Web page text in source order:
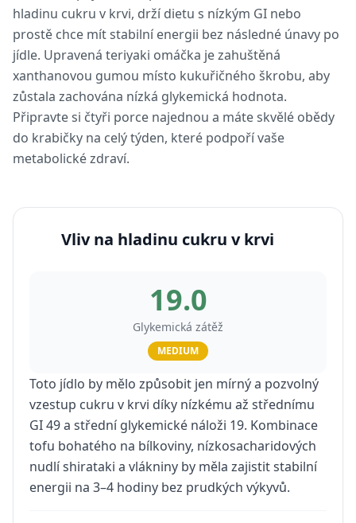
hladinu cukru v krvi, drží dietu s nízkým GI nebo
prostě chce mít stabilní energii bez následné únavy po
jídle. Upravená teriyaki omáčka je zahuštěná
xanthanovou gumou místo kukuřičného škrobu, aby
zůstala zachována nízká glykemická hodnota.
Připravte si čtyři porce najednou a máte skvělé obědy
do krabičky na celý týden, které podpoří vaše
metabolické zdraví.
Vliv na hladinu cukru v krvi
19.0
Glykemická zátěž
MEDIUM
Toto jídlo by mělo způsobit jen mírný a pozvolný
vzestup cukru v krvi díky nízkému až střednímu
GI 49 a střední glykemické náloži 19. Kombinace
tofu bohatého na bílkoviny, nízkosacharidových
nudlí shirataki a vlákniny by měla zajistit stabilní
energii na 3–4 hodiny bez prudkých výkyvů.